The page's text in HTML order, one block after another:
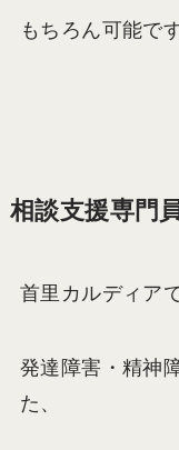
もちろん可能で
相談支援専門
首里カルディア
発達障害・精神
た、